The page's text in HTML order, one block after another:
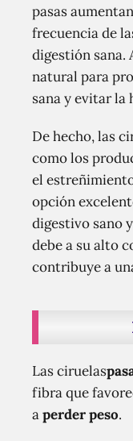
pasas
frecuencia de
digestión sana.
natural para
sana y evitar la
De hecho, las
como los
el
opción
digestivo sano
debe a su alto
contribuye a
Las ciruelas
fibra que
aperder peso.